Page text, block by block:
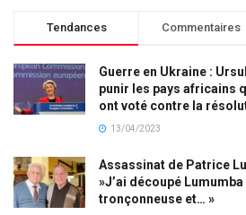
Tendances Commentaires
Guerre en Ukraine :
punir les pays africains
ont voté contre la
13/04/2023
Assassinat de Patrice
»J’ai découpé
tronçonneuse et… »